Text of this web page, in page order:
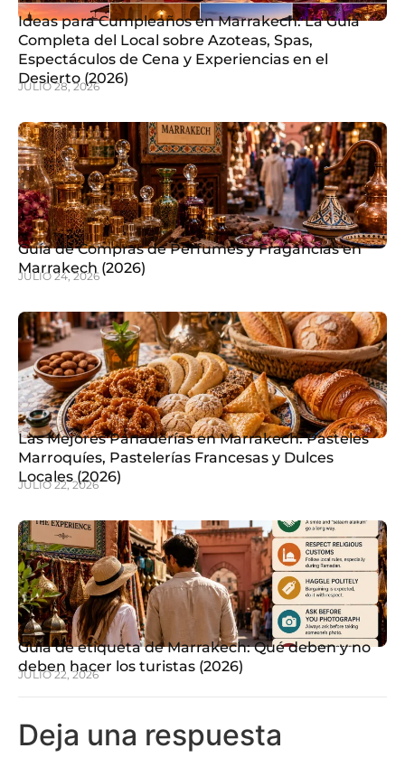
Ideas para Cumpleaños en Marrakech: La Guía
Completa del Local sobre Azoteas, Spas,
Espectáculos de Cena y Experiencias en el
Desierto (2026)
JULIO 28, 2026
Guía de Compras de Perfumes y Fragancias en
Marrakech (2026)
JULIO 24, 2026
Las Mejores Panaderías en Marrakech: Pasteles
Marroquíes, Pastelerías Francesas y Dulces
Locales (2026)
JULIO 22, 2026
Guía de etiqueta de Marrakech: Qué deben y no
deben hacer los turistas (2026)
JULIO 22, 2026
Deja una respuesta